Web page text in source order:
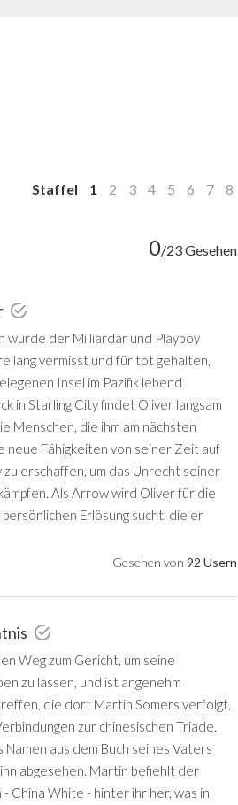
Staffel 1 2 3 4 5 6 7 8
0/23 Gesehen
wurde der Milliardär und Playboy
lang vermisst und für tot gehalten,
Insel im Pazifik lebend
in Starling City findet Oliver langsam
Menschen, die ihm am nächsten
neue Fähigkeiten von seiner Zeit auf
erschaffen, um das Unrecht seiner
Als Arrow wird Oliver für die
Erlösung sucht, die er
Gesehen von 92 Usern
Weg zum Gericht, um seine
zu lassen, und ist angenehm
die dort Martin Somers verfolgt,
zur chinesischen Triade.
aus dem Buch seines Vaters
abgesehen. Martin befiehlt der
China White - hinter ihr her, was in